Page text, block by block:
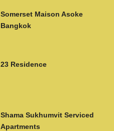
Somerset Maison Asoke
Bangkok
23 Residence
Shama Sukhumvit Serviced
Apartments